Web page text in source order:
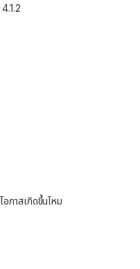
กาสเกิดขึ้นไหม